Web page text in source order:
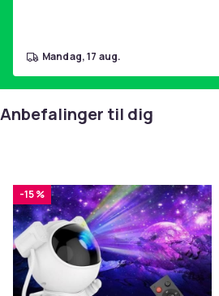
mandag, 17 aug.
Anbefalinger til dig
-15 %